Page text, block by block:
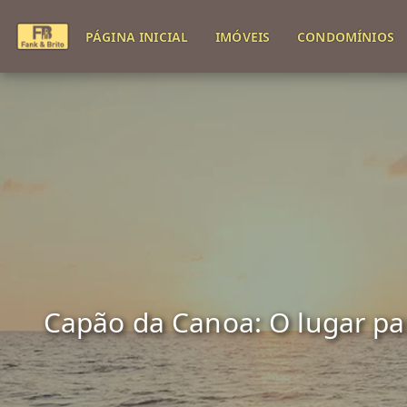
PÁGINA INICIAL IMÓVEIS CONDOMÍNIOS
Capão da Canoa: O lugar